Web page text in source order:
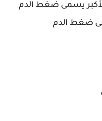
يسمى ضغط الدم
ضغط الدم